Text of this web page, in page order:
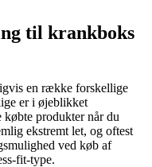
til krankboks
en række forskellige
er i øjeblikket
købte produkter når du
ekstremt let, og oftest
ved køb af
fit-type.